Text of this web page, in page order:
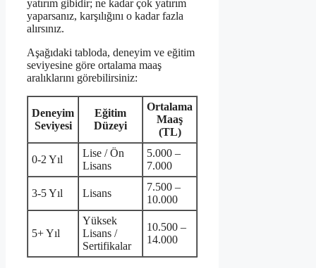
yatırım gibidir; ne kadar çok yatırım
yaparsanız, karşılığını o kadar fazla
alırsınız.
Aşağıdaki tabloda, deneyim ve eğitim
seviyesine göre ortalama maaş
aralıklarını görebilirsiniz:
Deneyim
Seviyesi
Eğitim
Düzeyi
Ortalama
Maaş
(TL)
0-2 Yıl
Lise / Ön
Lisans
5.000 –
7.000
3-5 Yıl Lisans
7.500 –
10.000
5+ Yıl
Yüksek
Lisans /
Sertifikalar
10.500 –
14.000